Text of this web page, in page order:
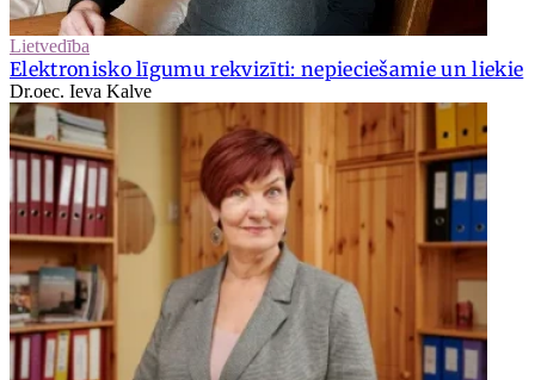
Lietvedība
Elektronisko līgumu rekvizīti: nepieciešamie un liekie
Dr.oec. Ieva Kalve